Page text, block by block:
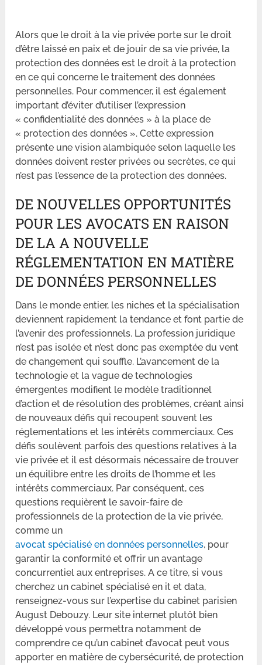
Alors que le droit à la vie privée porte sur le droit
d’être laissé en paix et de jouir de sa vie privée, la
protection des données est le droit à la protection
en ce qui concerne le traitement des données
personnelles. Pour commencer, il est également
important d’éviter d’utiliser l’expression
« confidentialité des données » à la place de
« protection des données ». Cette expression
présente une vision alambiquée selon laquelle les
données doivent rester privées ou secrètes, ce qui
n’est pas l’essence de la protection des données.
DE NOUVELLES OPPORTUNITÉS
POUR LES AVOCATS EN RAISON
DE LA A NOUVELLE
RÉGLEMENTATION EN MATIÈRE
DE DONNÉES PERSONNELLES
Dans le monde entier, les niches et la spécialisation
deviennent rapidement la tendance et font partie de
l’avenir des professionnels. La profession juridique
n’est pas isolée et n’est donc pas exemptée du vent
de changement qui souffle. L’avancement de la
technologie et la vague de technologies
émergentes modifient le modèle traditionnel
d’action et de résolution des problèmes, créant ainsi
de nouveaux défis qui recoupent souvent les
réglementations et les intérêts commerciaux. Ces
défis soulèvent parfois des questions relatives à la
vie privée et il est désormais nécessaire de trouver
un équilibre entre les droits de l’homme et les
intérêts commerciaux. Par conséquent, ces
questions requièrent le savoir-faire de
professionnels de la protection de la vie privée,
comme un
avocat spécialisé en données personnelles, pour
garantir la conformité et offrir un avantage
concurrentiel aux entreprises. A ce titre, si vous
cherchez un cabinet spécialisé en it et data,
renseignez-vous sur l’expertise du cabinet parisien
August Debouzy. Leur site internet plutôt bien
développé vous permettra notamment de
comprendre ce qu’un cabinet d’avocat peut vous
apporter en matière de cybersécurité, de protection